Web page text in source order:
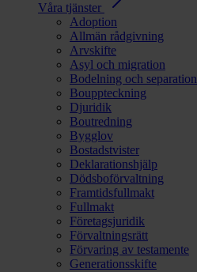
Våra tjänster
Adoption
Allmän rådgivning
Arvskifte
Asyl och migration
Bodelning och separation
Bouppteckning
Djuridik
Boutredning
Bygglov
Bostadstvister
Deklarationshjälp
Dödsboförvaltning
Framtidsfullmakt
Fullmakt
Företagsjuridik
Förvaltningsrätt
Förvaring av testamente
Generationsskifte